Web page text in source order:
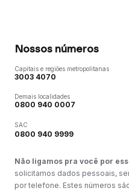
Nossos números
Capitais e regiões metropolitanas
3003 4070
Demais localidades
0800 940 0007
SAC
0800 940 9999
Não ligamos pra você por
solicitamos dados pessoais,
por telefone. Estes números